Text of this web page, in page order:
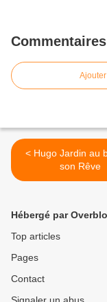
Commentaires
< Hugo Jardin au bout de
son Rêve
Hébergé par
Top articles
Pages
Contact
Signaler un abus